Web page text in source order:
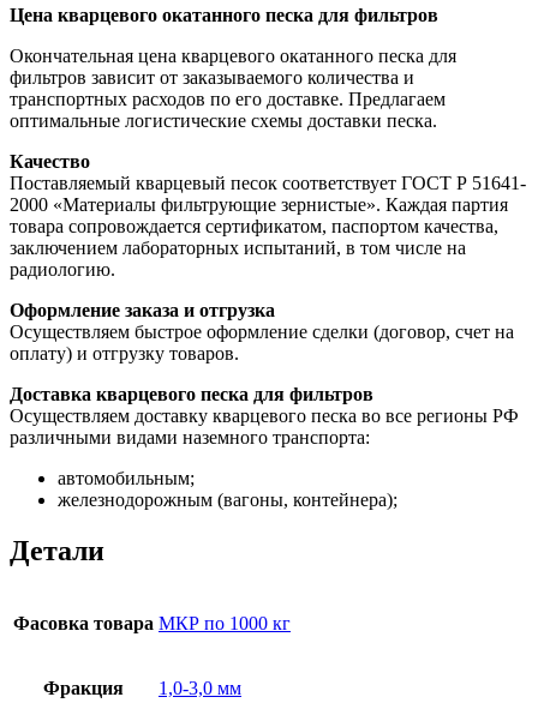
Цена кварцевого окатанного песка для фильтров
Окончательная цена кварцевого окатанного песка для
фильтров зависит от заказываемого количества и
транспортных расходов по его доставке. Предлагаем
оптимальные логистические схемы доставки песка.
Качество
Поставляемый кварцевый песок соответствует ГОСТ Р 51641-
2000 «Материалы фильтрующие зернистые». Каждая партия
товара сопровождается сертификатом, паспортом качества,
заключением лабораторных испытаний, в том числе на
радиологию.
Оформление заказа и отгрузка
Осуществляем быстрое оформление сделки (договор, счет на
оплату) и отгрузку товаров.
Доставка кварцевого песка для фильтров
Осуществляем доставку кварцевого песка во все регионы РФ
различными видами наземного транспорта:
автомобильным;
железнодорожным (вагоны, контейнера);
Детали
Фасовка товара МКР по 1000 кг
Фракция 1,0-3,0 мм